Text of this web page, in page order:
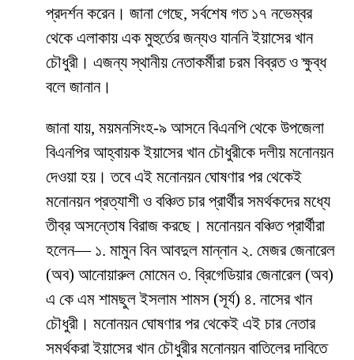
প্রদর্শন করেন। জানা গেছে, সর্বশেষ গত ১৭ নভেম্বর
থেকে এলাকায় এক মুহুর্তের জন্যও যাননি ইয়াসের খান
চৌধুরী। এজন্য স্থানীয় নেতাকর্মীরা চরম বিব্রত ও ক্ষুব্ধ
বলে জানান।
জানা যায়, ময়মনসিংহ-৯ আসনে বিএনপি থেকে উপজেলা
বিএনপির আহ্বায়ক ইয়াসের খান চৌধুরীকে দলীয় মনোনয়ন
দেওয়া হয়। তবে এই মনোনয়ন ঘোষণার পর থেকেই
মনোনয়ন প্রত্যাশী ও বঞ্চিত চার প্রার্থীর সমর্থকদের মধ্যে
তীব্র অসন্তোষ বিরাজ করছে। মনোনয়ন বঞ্চিত প্রার্থীরা
হলেন— ১. মামুন বিন আবদুল মান্নান ২. মেজর জেনারেল
(অব) আনোয়ারুল মোমেন ৩. ব্রিগেডিয়ার জেনারেল (অব)
এ কে এম শামছুল ইসলাম শামস (সূর্য) ৪. নাসের খান
চৌধুরী। মনোনয়ন ঘোষণার পর থেকেই এই চার নেতার
সমর্থকরা ইয়াসের খান চৌধুরীর মনোনয়ন বাতিলের দাবিতে